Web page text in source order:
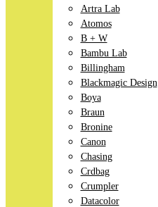
Artra Lab
Atomos
B + W
Bambu Lab
Billingham
Blackmagic Design
Boya
Braun
Bronine
Canon
Chasing
Crdbag
Crumpler
Datacolor